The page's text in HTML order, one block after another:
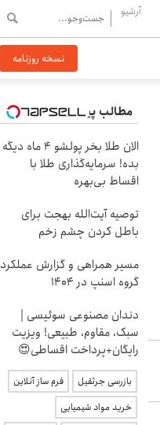
آرشیو
نسخه روزنامه
مطالب پیشنهادی
الان طلا بخر پولشو 4 ماه دیگه
بده! سرمایه‌گذاری طلا با
اقساط بی‌بهره
توصیه آیت‌الله بهجت برای
باطل کردن چشم زخم
مسیر همراهی و گزارش عملکرد
گروه اسنپ در ۱۴۰۴
دندان مصنوعی سوئیسی |
سبک، مقاوم، طبیعی! ویزیت
رایگان+پرداخت اقساطی😍
بازرسی جرثقیل
فرم ساز آنلاین
خرید مواد شیمیایی